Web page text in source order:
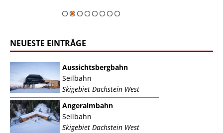
NEUESTE EINTRÄGE
Aussichtsbergbahn
Seilbahn
Skigebiet Dachstein West
Angeralmbahn
Seilbahn
Skigebiet Dachstein West